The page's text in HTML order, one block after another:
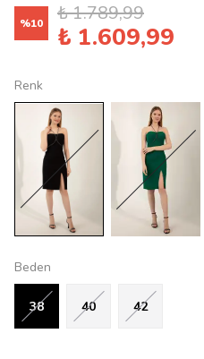
%10 ₺ 1.789,99
₺ 1.609,99
Renk
Beden
38 40 42